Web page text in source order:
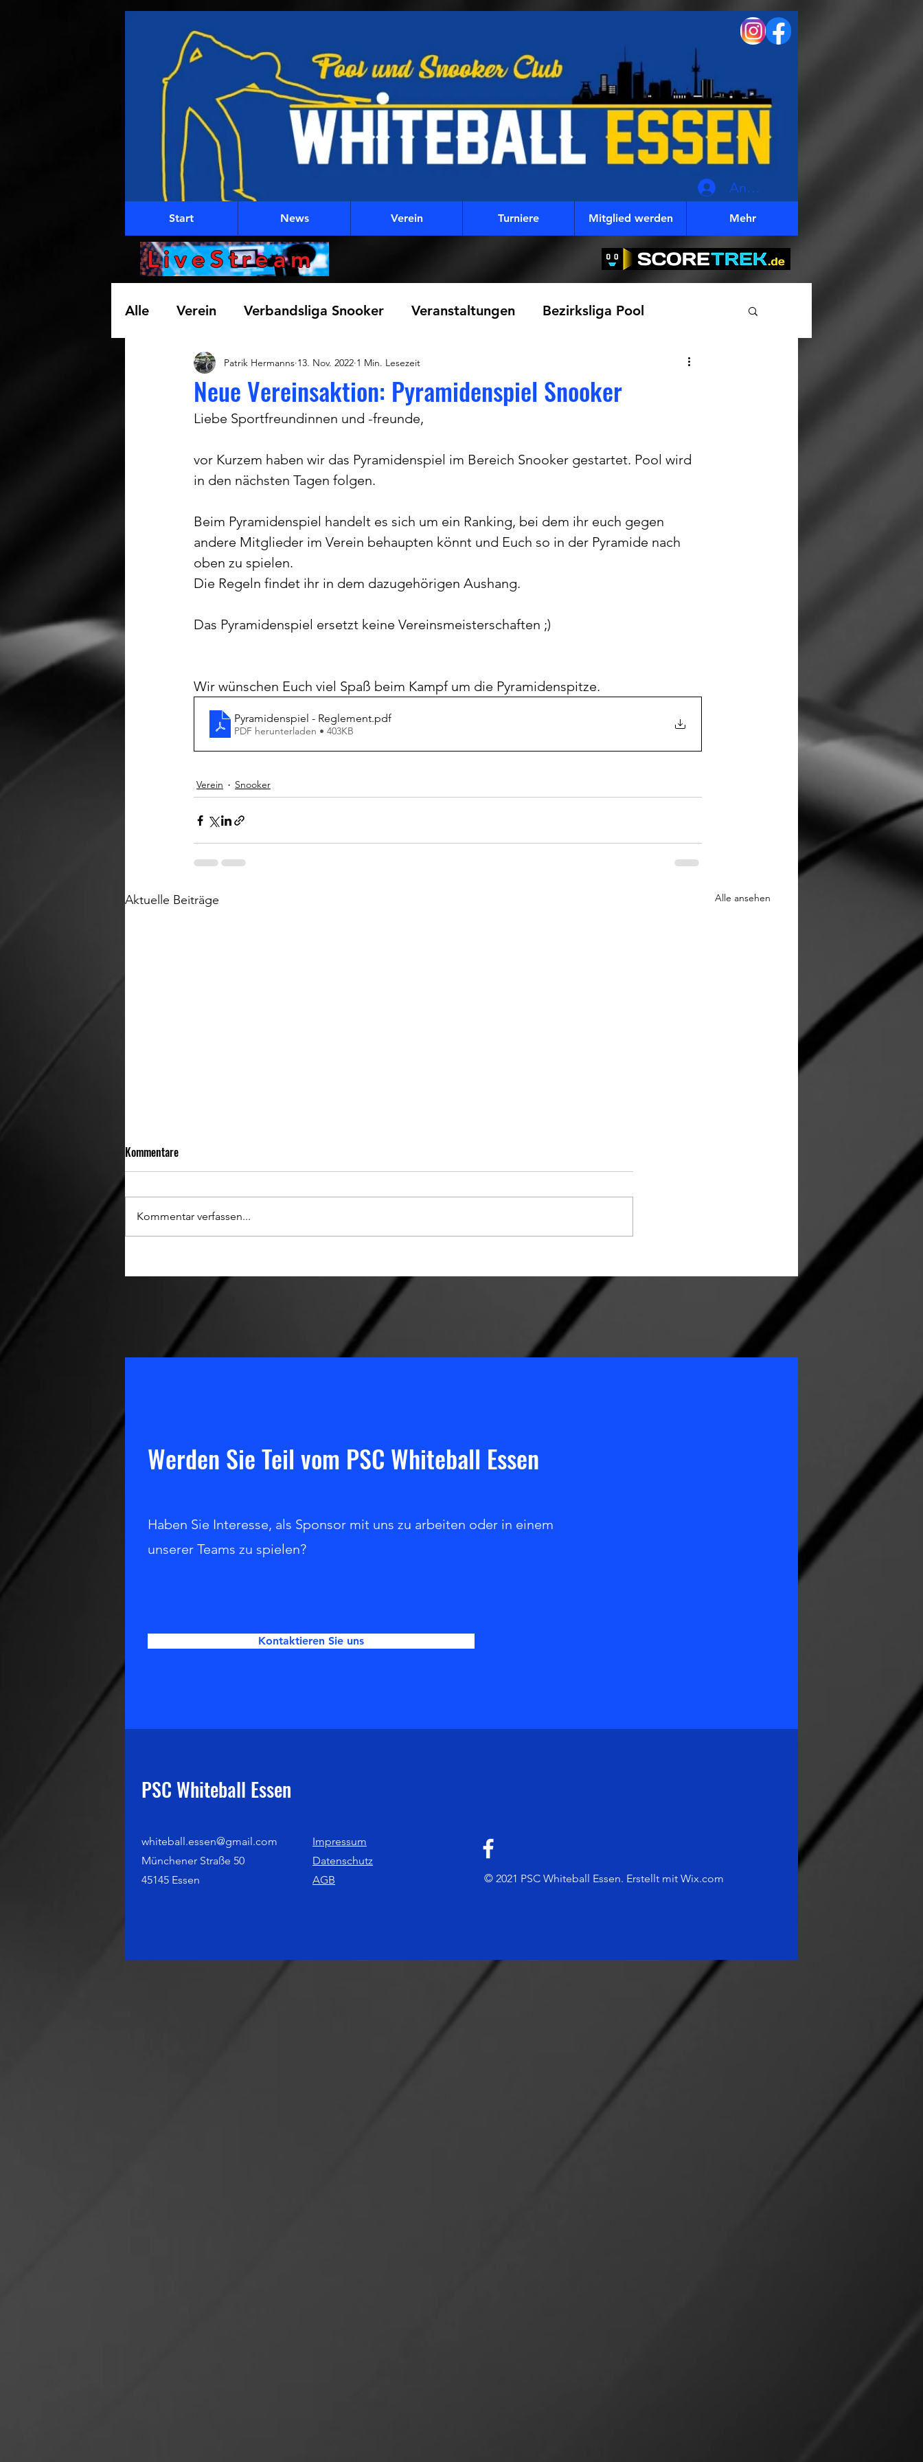
Anmelden
Start News Verein Turniere Mitglied werden Mehr
LiveStream
Alle Verein Verbandsliga Snooker Veranstaltungen Bezirksliga Pool
Landesliga Snooker Vereinsmeisterschaften Landesliga Pool
Kreisliga Pool
Neue Vereinsaktion: Pyramidenspiel Snooker
Patrik Hermanns 13. Nov. 2022 1 Min. Lesezeit
Liebe Sportfreundinnen und -freunde,
vor Kurzem haben wir das Pyramidenspiel im Bereich Snooker gestartet. Pool wird
in den nächsten Tagen folgen.
Beim Pyramidenspiel handelt es sich um ein Ranking, bei dem ihr euch gegen
andere Mitglieder im Verein behaupten könnt und Euch so in der Pyramide nach
oben zu spielen.
Die Regeln findet ihr in dem dazugehörigen Aushang.
Das Pyramidenspiel ersetzt keine Vereinsmeisterschaften ;)
Wir wünschen Euch viel Spaß beim Kampf um die Pyramidenspitze.
Pyramidenspiel - Reglement.pdf
PDF herunterladen • 403KB
Verein Snooker
Aktuelle Beiträge Alle ansehen
Saisonstart 2024/25
Whiteball Essen e.V.
Münchener Straße
Kommentare
Kommentar verfassen...
Werden Sie Teil vom PSC Whiteball Essen
Haben Sie Interesse, als Sponsor mit uns zu arbeiten oder in einem
unserer Teams zu spielen?
Kontaktieren Sie uns
PSC Whiteball Essen
whiteball.essen@gmail.com
Münchener Straße 50
45145 Essen
Impressum
Datenschutz
AGB
© 2021 PSC Whiteball Essen. Erstellt mit Wix.com